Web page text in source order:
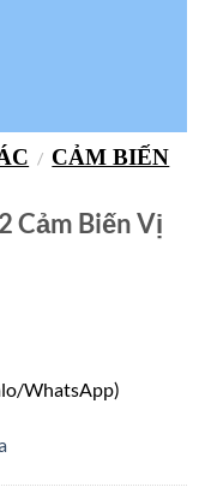
/ CẢM BIẾN
Cảm Biến Vị
WhatsApp)